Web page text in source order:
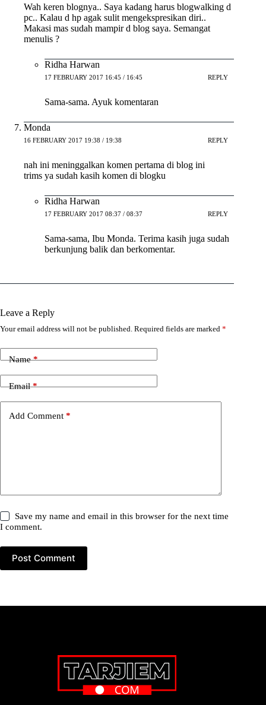
Wah keren blognya.. Saya kadang harus blogwalking d
pc.. Kalau d hp agak sulit mengekspresikan diri..
Makasi mas sudah mampir d blog saya. Semangat
menulis ?
Ridha Harwan
17 FEBRUARY 2017 16:45 / 16:45 REPLY
Sama-sama. Ayuk komentaran
Monda
16 FEBRUARY 2017 19:38 / 19:38 REPLY
nah ini meninggalkan komen pertama di blog ini
trims ya sudah kasih komen di blogku
Ridha Harwan
17 FEBRUARY 2017 08:37 / 08:37 REPLY
Sama-sama, Ibu Monda. Terima kasih juga sudah
berkunjung balik dan berkomentar.
Leave a Reply
Your email address will not be published. Required fields are marked *
Name*
Email*
Add Comment *
Save my name and email in this browser for the next time
I comment.
Post Comment